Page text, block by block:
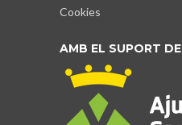
Cookies
AMB EL SUPORT DE